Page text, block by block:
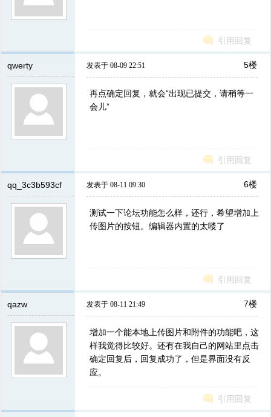
引用回复
qwerty 5楼
发表于 08-09 22:51
再点确定回复，就会“出现已提交，请稍等一
会儿”
引用回复
qq_3c3b593cf 6楼
发表于 08-11 09:30
测试一下论坛功能怎么样，还行，希望增加上
传图片的按钮。编辑器内置的太喽了
引用回复
qazw 7楼
发表于 08-11 21:49
增加一个能本地上传图片和附件的功能吧，这
样我觉得比较好。还有在我自己的网站里点击
确定回复后，回复成功了，但是界面没有反
应。
引用回复